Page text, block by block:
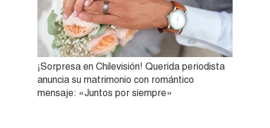
¡Sorpresa en Chilevisión! Querida periodista
anuncia su matrimonio con romántico
mensaje: «Juntos por siempre»